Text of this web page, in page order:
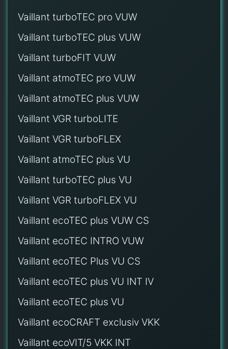
Vaillant turboTEC pro VUW
Vaillant turboTEC plus VUW
Vaillant turboFIT VUW
Vaillant atmoTEC pro VUW
Vaillant atmoTEC plus VUW
Vaillant VGR turboLITE
Vaillant VGR turboFLEX
Vaillant atmoTEC plus VU
Vaillant turboTEC plus VU
Vaillant VGR turboFLEX VU
Vaillant ecoTEC plus VUW CS
Vaillant ecoTEC INTRO VUW
Vaillant ecoTEC Plus VU CS
Vaillant ecoTEC plus VU INT IV
Vaillant ecoTEC plus VU
Vaillant ecoCRAFT exclusiv VKK
Vaillant ecoVIT/5 VKK INT